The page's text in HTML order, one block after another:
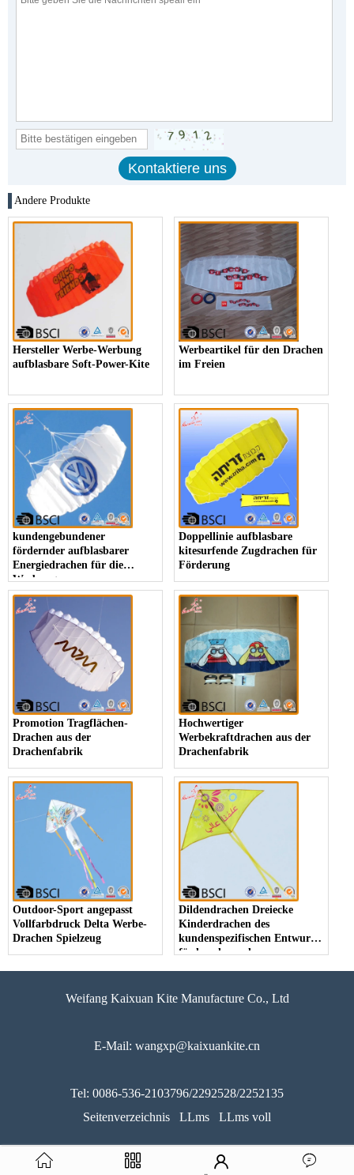
Andere Produkte
Hersteller Werbe-Werbung
aufblasbare Soft-Power-Kite
Werbeartikel für den Drachen
im Freien
kundengebundener
fördernder aufblasbarer
Energiedrachen für die
Werbung
Doppellinie aufblasbare
kitesurfende Zugdrachen für
Förderung
Promotion Tragflächen-
Drachen aus der
Drachenfabrik
Hochwertiger
Werbekraftdrachen aus der
Drachenfabrik
Outdoor-Sport angepasst
Vollfarbdruck Delta Werbe-
Drachen Spielzeug
Dildendrachen Dreiecke
Kinderdrachen des
kundenspezifischen Entwurfs
fördernd von der
Weifang Kaixuan Kite Manufacture Co., Ltd
E-Mail: wangxp@kaixuankite.cn
Tel: 0086-536-2103796/2292528/2252135
Seitenverzeichnis
LLms LLms voll